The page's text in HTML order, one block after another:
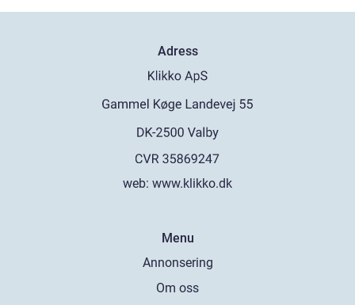
Adress
web: www.klikko.dk
Menu
Annonsering
Om oss